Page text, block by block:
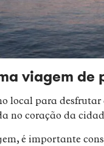
viagem de
local para desfrutar
no coração da
é importante